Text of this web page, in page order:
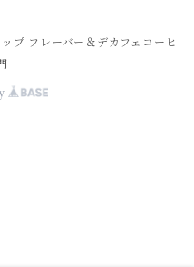
フレーバー＆デカフェコーヒ